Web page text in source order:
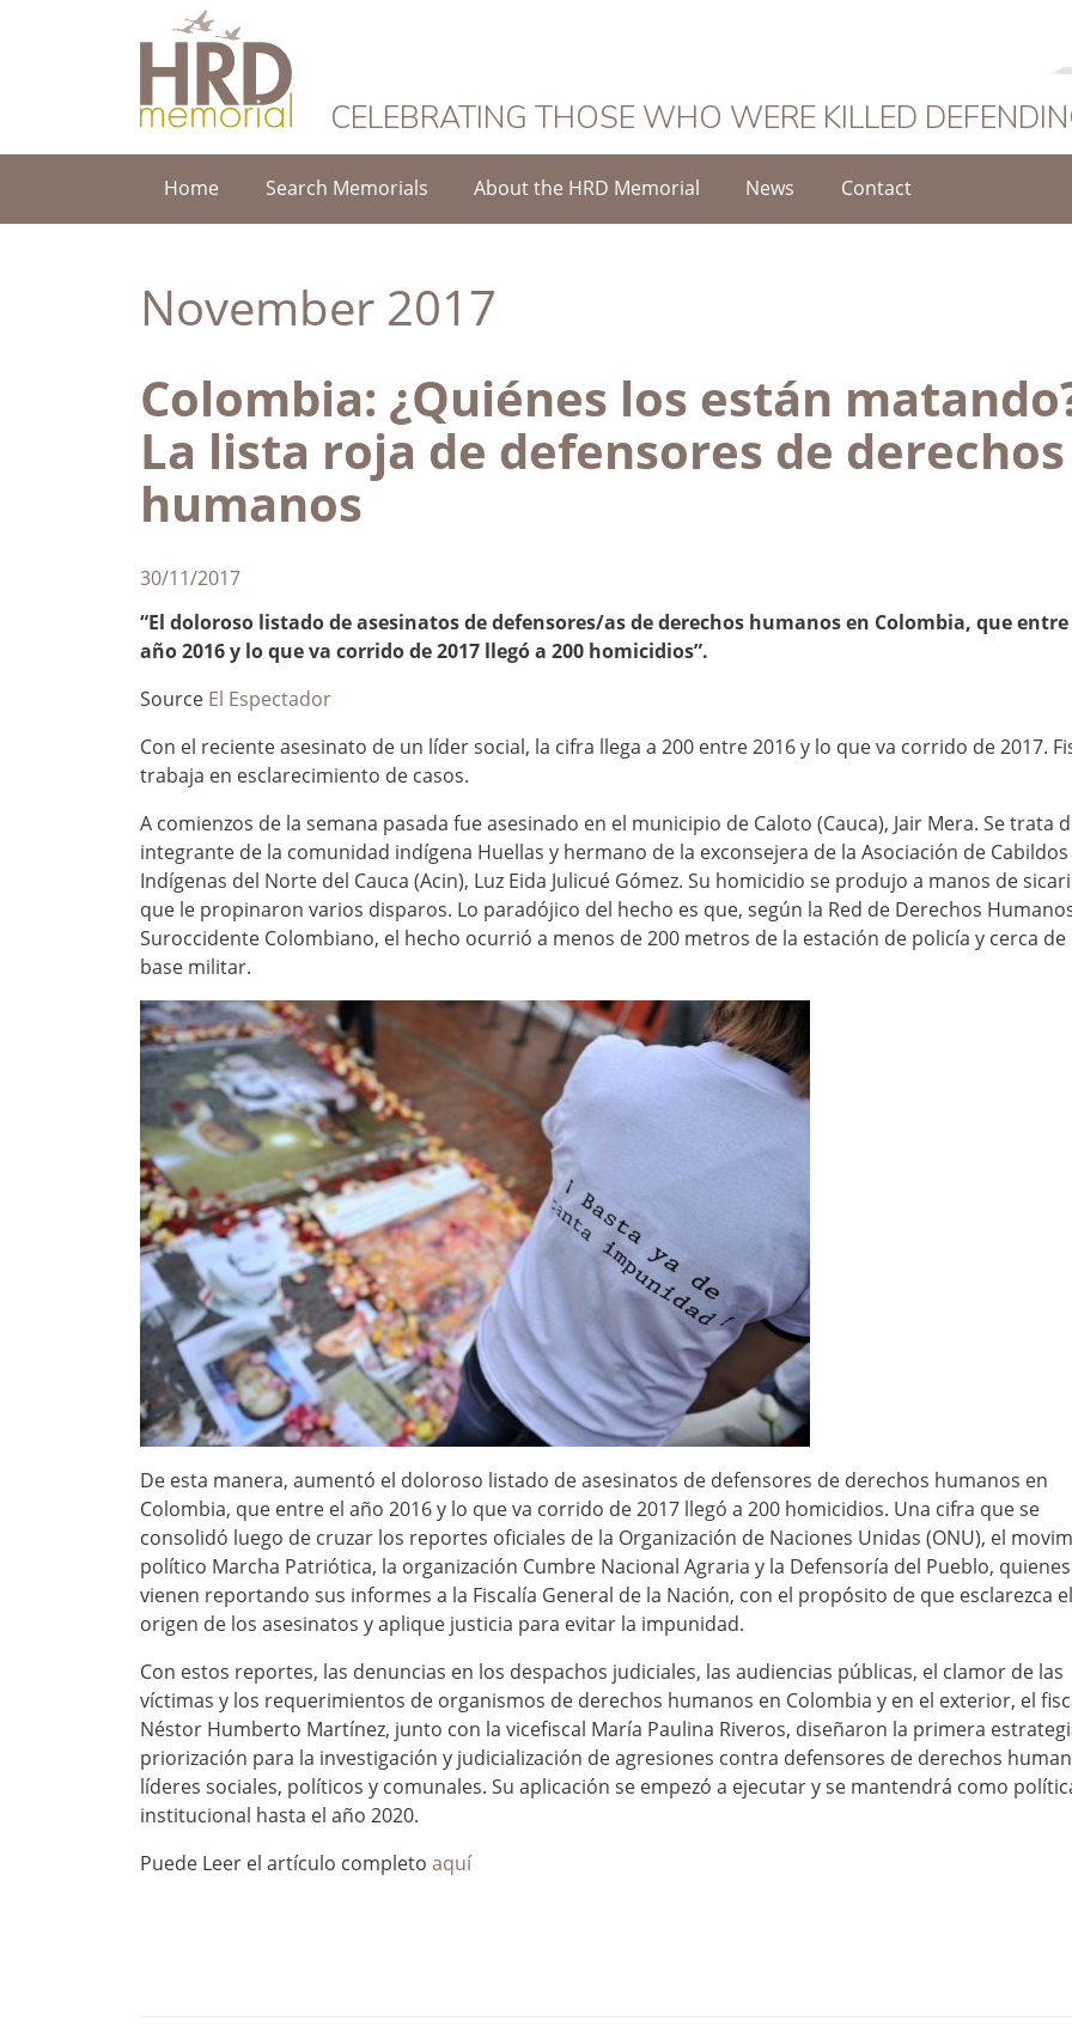
HRD Memorial
CELEBRATING THOSE WHO WERE KILLED
Home Search Memorials About the HRD Memorial News Contact
November 2017
Colombia: ¿Quiénes los están
La lista roja de defensores de derechos
humanos
30/11/2017
“El doloroso listado de asesinatos de defensores/as de derechos humanos en Colombia, que entre
año 2016 y lo que va corrido de 2017 llegó a 200 homicidios”.
Source El Espectador
Con el reciente asesinato de un líder social, la cifra llega a 200 entre 2016 y lo que va corrido de 2017.
trabaja en esclarecimiento de casos.
A comienzos de la semana pasada fue asesinado en el municipio de Caloto (Cauca), Jair Mera. Se trata
integrante de la comunidad indígena Huellas y hermano de la exconsejera de la Asociación de Cabildos
Indígenas del Norte del Cauca (Acin), Luz Eida Julicué Gómez. Su homicidio se produjo a manos de
que le propinaron varios disparos. Lo paradójico del hecho es que, según la Red de Derechos
Suroccidente Colombiano, el hecho ocurrió a menos de 200 metros de la estación de policía y cerca de
base militar.
De esta manera, aumentó el doloroso listado de asesinatos de defensores de derechos humanos en
Colombia, que entre el año 2016 y lo que va corrido de 2017 llegó a 200 homicidios. Una cifra que se
consolidó luego de cruzar los reportes oficiales de la Organización de Naciones Unidas (ONU), el
político Marcha Patriótica, la organización Cumbre Nacional Agraria y la Defensoría del Pueblo, quienes
vienen reportando sus informes a la Fiscalía General de la Nación, con el propósito de que esclarezca el
origen de los asesinatos y aplique justicia para evitar la impunidad.
Con estos reportes, las denuncias en los despachos judiciales, las audiencias públicas, el clamor de las
víctimas y los requerimientos de organismos de derechos humanos en Colombia y en el exterior, el
Néstor Humberto Martínez, junto con la vicefiscal María Paulina Riveros, diseñaron la primera
priorización para la investigación y judicialización de agresiones contra defensores de derechos
líderes sociales, políticos y comunales. Su aplicación se empezó a ejecutar y se mantendrá como
institucional hasta el año 2020.
Puede Leer el artículo completo aquí